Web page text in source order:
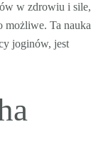
w zdrowiu i sile,
możliwe. Ta nauka
joginów, jest